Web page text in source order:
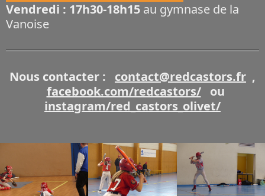
Vendredi : 17h30-18h15 au gymnase de la
Vanoise
Nous contacter : contact@redcastors.fr ,
facebook.com/redcastors/
ou
instagram/red_castors_olivet/